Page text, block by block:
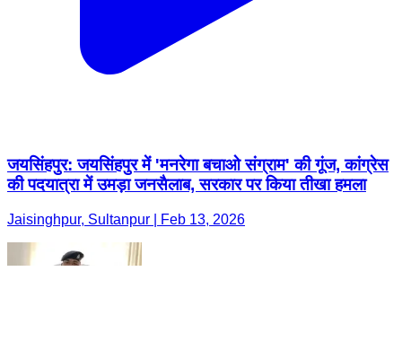
जयसिंहपुर: जयसिंहपुर में 'मनरेगा बचाओ संग्राम' की गूंज, कांग्रेस
की पदयात्रा में उमड़ा जनसैलाब, सरकार पर किया तीखा हमला
Jaisinghpur, Sultanpur | Feb 13, 2026